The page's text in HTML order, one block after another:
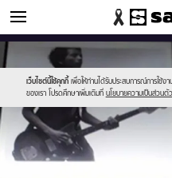
ข่าวบันเทิง
เว็บไซต์นี้ใช้คุกกี้ เพื่อให้ท่านได้รับประสบการณ์การใช้ง
ของเรา โปรดศึกษาเพิ่มเติมที่ นโยบายความเป็นส่วนตัว
Sanook
//s.isanook.com/sr/0/images/
new-
sanook.png
//s.isanook.com/ns/0/ud/368/
06.jpg